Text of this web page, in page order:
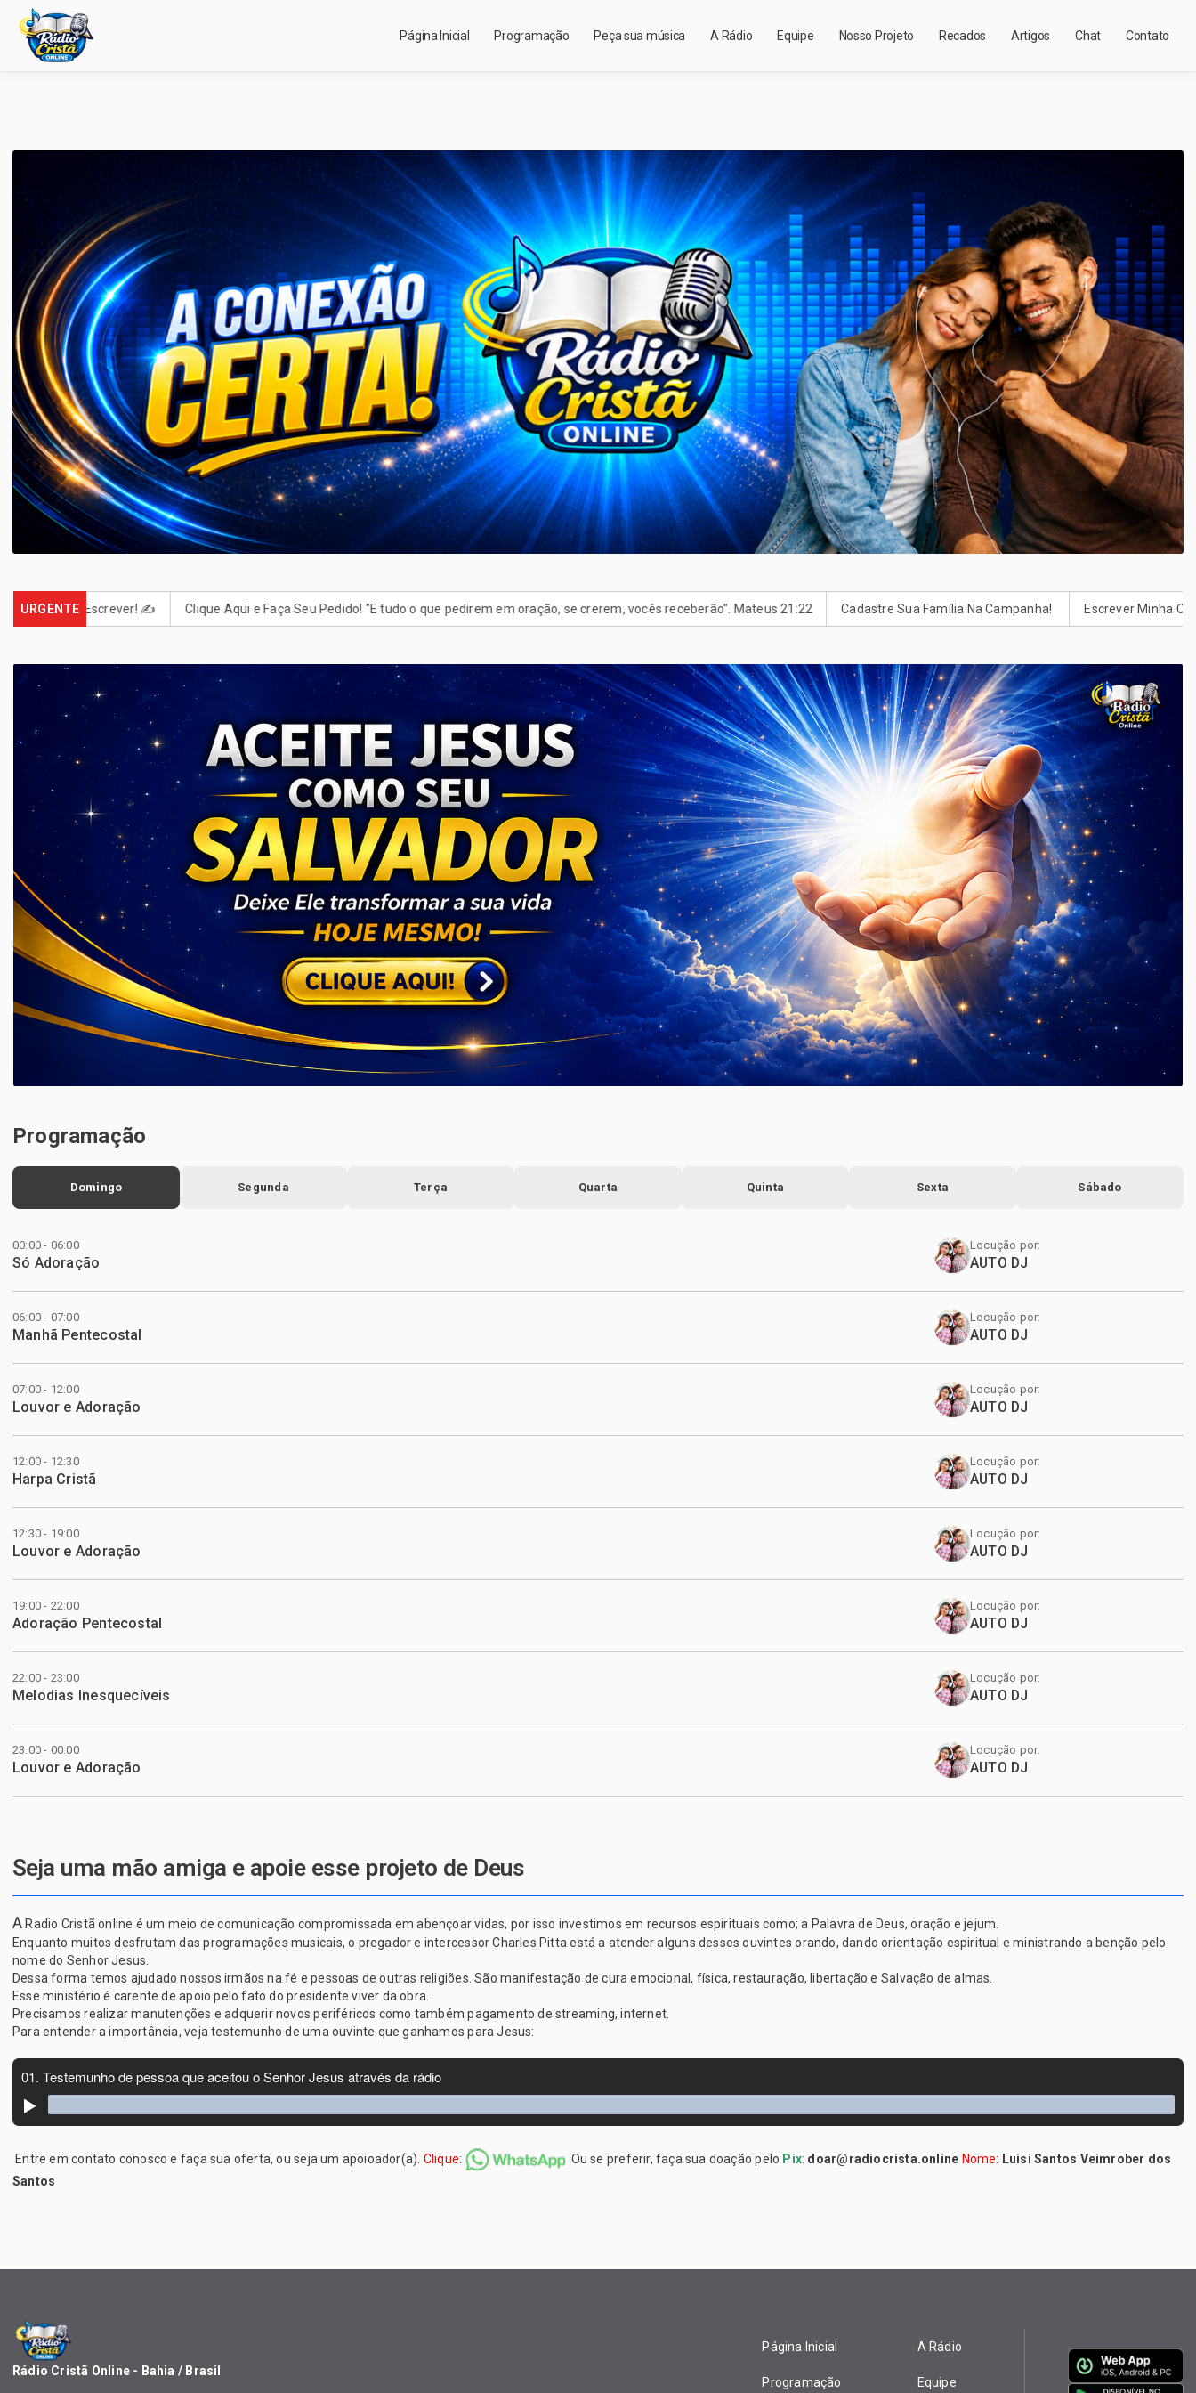
Página Inicial Programação Peça sua música A Rádio Equipe Nosso Projeto Recados Artigos Chat Contato
URGENTE
Escrever! ✍️ Clique Aqui e Faça Seu Pedido! "E tudo o que pedirem em oração, se crerem, vocês receberão". Mateus 21:22 Cadastre Sua Família Na Campanha! ‍‍‍ Escrever Minha Carta Para
Programação
Domingo Segunda Terça Quarta Quinta Sexta Sábado
00:00 - 06:00
Só Adoração
Locução por:
AUTO DJ
06:00 - 07:00
Manhã Pentecostal
Locução por:
AUTO DJ
07:00 - 12:00
Louvor e Adoração
Locução por:
AUTO DJ
12:00 - 12:30
Harpa Cristã
Locução por:
AUTO DJ
12:30 - 19:00
Louvor e Adoração
Locução por:
AUTO DJ
19:00 - 22:00
Adoração Pentecostal
Locução por:
AUTO DJ
22:00 - 23:00
Melodias Inesquecíveis
Locução por:
AUTO DJ
23:00 - 00:00
Louvor e Adoração
Locução por:
AUTO DJ
Seja uma mão amiga e apoie esse projeto de Deus
A Radio Cristã online é um meio de comunicação compromissada em abençoar vidas, por isso investimos em recursos espirituais como; a Palavra de Deus, oração e jejum.
Enquanto muitos desfrutam das programações musicais, o pregador e intercessor Charles Pitta está a atender alguns desses ouvintes orando, dando orientação espiritual e ministrando a benção pelo
nome do Senhor Jesus.
Dessa forma temos ajudado nossos irmãos na fé e pessoas de outras religiões. São manifestação de cura emocional, física, restauração, libertação e Salvação de almas.
Esse ministério é carente de apoio pelo fato do presidente viver da obra.
Precisamos realizar manutenções e adquerir novos periféricos como também pagamento de streaming, internet.
Para entender a importância, veja testemunho de uma ouvinte que ganhamos para Jesus:
Entre em contato conosco e faça sua oferta, ou seja um apoioador(a). Clique: Ou se preferir, faça sua doação pelo Pix: doar@radiocrista.online Nome: Luisi Santos Veimrober dos
Santos
Rádio Cristã Online - Bahia / Brasil
Página Inicial
Programação
A Rádio
Equipe